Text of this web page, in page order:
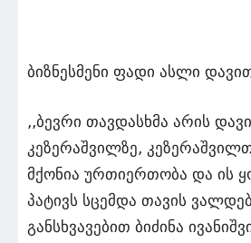
ბიზნესმენი ფადი ასლი
,,ბევრი თავდასხმა არის
კეზერაშვილზე,
მქონია ურთიერთობა და ის
პატივს სცემდა თავის
განსხვავებით ბიძინა